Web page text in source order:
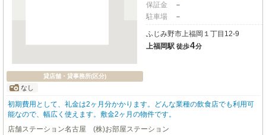
貸店舗・貸事務所(区分)
なし
保証金
－
駐車場
－
ふじみ野市上福岡１丁目12-9
上福岡駅 徒歩4分
初期費用として、礼金は2ヶ月分かかります。どんな業種の飲食店でも利用可
能なので、幅広く使えます。敷金2ヶ月の物件です。
店舗ステーション名古屋 (株)お部屋ステーション